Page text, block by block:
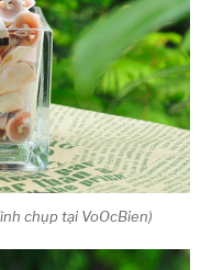
chụp tại VoOcBien)